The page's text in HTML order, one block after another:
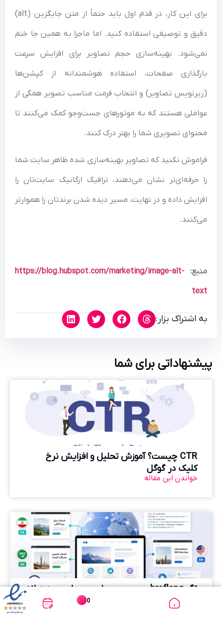
برای این کار، در قدم اول باید حتماً از متن جایگزین (alt)
دقیق و توصیفی استفاده کنید. اما ماجرا به همین‌ جا ختم
نمی‌شود. بهینه‌سازی حجم تصاویر برای افزایش سرعت
بارگذاری صفحات، استفاده هوشمندانه از کپشن‌ها
(زیرنویس تصاویر) و انتخاب فرمت مناسب تصویر همگی از
عواملی هستند که به موتورهای جست‌وجو کمک می‌کنند تا
محتوای تصویری شما را بهتر درک کنند.
فراموش نکنید که تصاویر بهینه‌سازی ‌شده ظاهر سایت شما
را حرفه‌ای‌تر نشان می‌دهند، ترافیک ارگانیک سایت‌تان را
افزایش داده و در نهایت، مسیر دیده شدن برندتان را هموارتر
می‌کنند.
منبع: https://blog.hubspot.com/marketing/image-alt-
text
به اشتراک بزار:
پیشنهاداتی برای شما
CTR چیست؟ آموزش تحلیل و افزایش نرخ
کلیک در گوگل
خواندن این مقاله
تگ hreflang چیست و چطور در سایت چندزبانه
استفاده می‌شود؟
خواندن این مقاله
0